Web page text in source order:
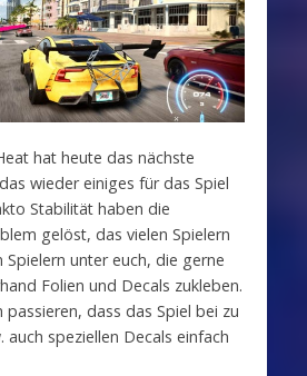
hat heute das nächste
wieder einiges für das Spiel
Stabilität haben die
gelöst, das vielen Spielern
unter euch, die gerne
Folien und Decals zukleben.
passieren, dass das Spiel bei zu
auch speziellen Decals einfach